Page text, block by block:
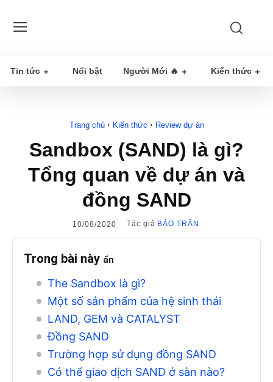
Tin tức Nổi bật Người Mới 🔥 Kiến thức
Trang chủ Kiến thức Review dự án
Sandbox (SAND) là gì?
Tổng quan về dự án và
đồng SAND
10/08/2020 Tác giả BẢO TRÂN
Trong bài này ẩn
The Sandbox là gì?
Một số sản phẩm của hệ sinh thái
LAND, GEM và CATALYST
Đồng SAND
Trường hợp sử dụng đồng SAND
Có thể giao dịch SAND ở sàn nào?